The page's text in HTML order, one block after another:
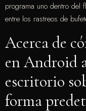
programa uno dentro del
entre los rastreos de
Acerca de
en Android
escritorio
forma